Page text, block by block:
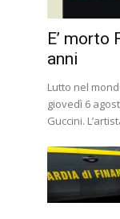
E’ morto
anni
Lutto nel
giovedì 6
Guccini.